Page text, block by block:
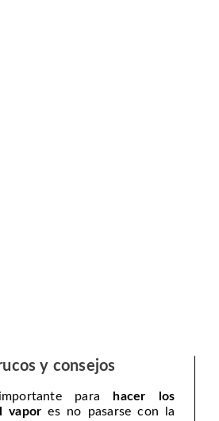
y consejos
para
hacer los
vapor es no pasarse con la